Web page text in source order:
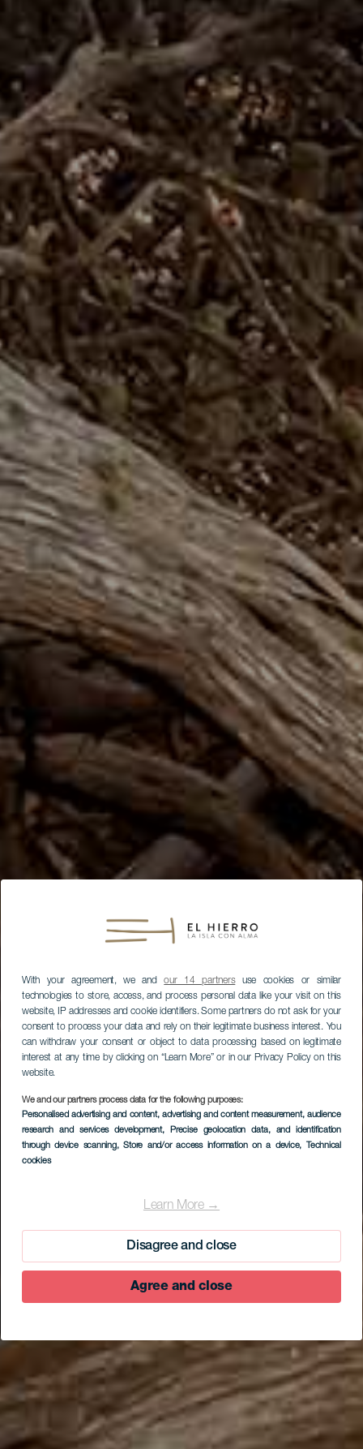
With your agreement, we andour 14 partnersuse cookies or similar
technologies to store, access, and process personal data like your visit on this
website, IP addresses and cookie identifiers. Some partners do not ask for your
consent to process your data and rely on their legitimate business interest. You
can withdraw your consent or object to data processing based on legitimate
interest at any time by clicking on “Learn More” or in our Privacy Policy on this
website.
We and our partners process data for the following purposes:
Personalised advertising and content, advertising and content measurement, audience
research and services development, Precise geolocation data, and identification
through device scanning, Store and/or access information on a device, Technical
cookies
Learn More →
Disagree and close
Agree and close
El Sabinar